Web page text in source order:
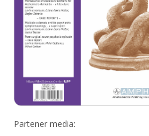
Partener media: